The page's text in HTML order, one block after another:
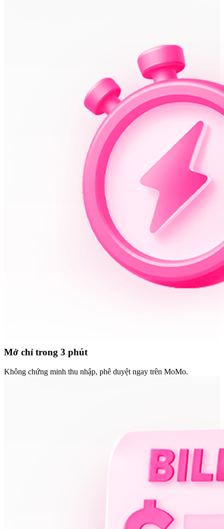
Mở chỉ trong 3 phút
Không chứng minh thu nhập, phê duyệt ngay trên MoMo.